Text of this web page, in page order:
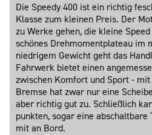
Die Speedy 400 ist ein richtig
Klasse zum kleinen Preis. Der
zu Werke gehen, die kleine
schönes Drehmomentplateau im
niedrigem Gewicht geht das
Fahrwerk bietet einen
zwischen Komfort und Sport -
Bremse hat zwar nur eine
aber richtig gut zu. Schließlich
punkten, sogar eine
mit an Bord.